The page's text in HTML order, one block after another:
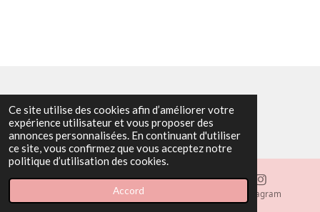
Ce site utilise des cookies afin d’améliorer votre
expérience utilisateur et vous proposer des
annonces personnalisées. En continuant d'utiliser
ce site, vous confirmez que vous acceptez notre
politique d’utilisation des cookies.
Accord
© 2021 - 2026 À l'aube de votre allaitement
Propulsé par Webador
Téléphone Instagram